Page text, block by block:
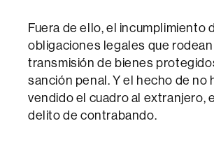
Fuera de ello, el incumplimiento
obligaciones legales que
transmisión de bienes
sanción penal. Y el hecho de no
vendido el cuadro al extranjero,
delito de contrabando.